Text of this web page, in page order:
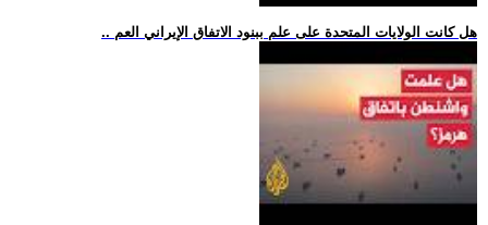
.. هل كانت الولايات المتحدة على علم ببنود الاتفاق الإيراني العم